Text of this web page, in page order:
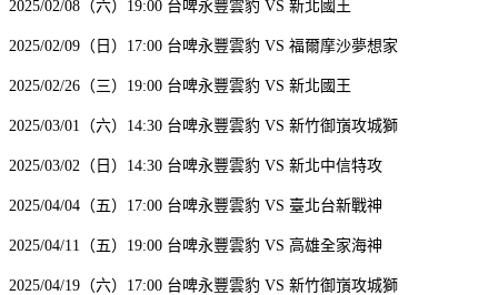
2025/02/08（六）19:00 台啤永豐雲豹 VS 新北國王
2025/02/09（日）17:00 台啤永豐雲豹 VS 福爾摩沙夢想家
2025/02/26（三）19:00 台啤永豐雲豹 VS 新北國王
2025/03/01（六）14:30 台啤永豐雲豹 VS 新竹御嵿攻城獅
2025/03/02（日）14:30 台啤永豐雲豹 VS 新北中信特攻
2025/04/04（五）17:00 台啤永豐雲豹 VS 臺北台新戰神
2025/04/11（五）19:00 台啤永豐雲豹 VS 高雄全家海神
2025/04/19（六）17:00 台啤永豐雲豹 VS 新竹御嵿攻城獅